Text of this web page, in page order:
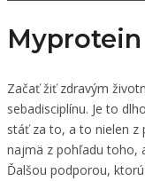
Začať žiť zdravým
sebadisciplínu. Je to
stáť za to, a to nielen z
najmä z pohľadu toho,
Ďalšou podporou,